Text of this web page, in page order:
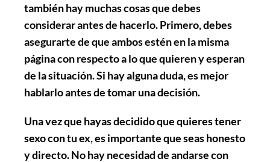
también hay muchas cosas que debes
considerar antes de hacerlo. Primero, debes
asegurarte de que ambos estén en la misma
página con respecto a lo que quieren y esperan
de la situación. Si hay alguna duda, es mejor
hablarlo antes de tomar una decisión.
Una vez que hayas decidido que quieres tener
sexo con tu ex, es importante que seas honesto
y directo. No hay necesidad de andarse con